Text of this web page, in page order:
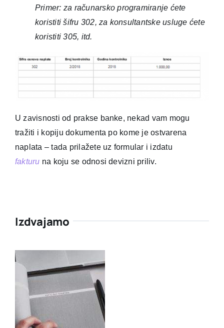
Primer: za računarsko programiranje ćete
koristiti šifru 302, za konsultantske usluge ćete
koristiti 305, itd.
U zavisnosti od prakse banke, nekad vam mogu
tražiti i kopiju dokumenta po kome je ostvarena
naplata – tada prilažete uz formular i izdatu
fakturu na koju se odnosi devizni priliv.
Izdvajamo